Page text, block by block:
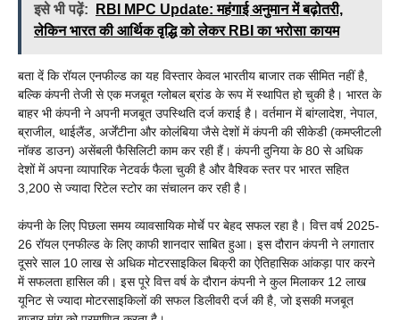
इसे भी पढ़ें:
RBI MPC Update: महंगाई अनुमान में बढ़ोतरी,
लेकिन भारत की आर्थिक वृद्धि को लेकर RBI का भरोसा कायम
बता दें कि रॉयल एनफील्ड का यह विस्तार केवल भारतीय बाजार तक सीमित नहीं है,
बल्कि कंपनी तेजी से एक मजबूत ग्लोबल ब्रांड के रूप में स्थापित हो चुकी है। भारत के
बाहर भी कंपनी ने अपनी मजबूत उपस्थिति दर्ज कराई है। वर्तमान में बांग्लादेश, नेपाल,
ब्राजील, थाईलैंड, अर्जेंटीना और कोलंबिया जैसे देशों में कंपनी की सीकेडी (कमप्लीटली
नॉक्ड डाउन) असेंबली फैसिलिटी काम कर रही हैं। कंपनी दुनिया के 80 से अधिक
देशों में अपना व्यापारिक नेटवर्क फैला चुकी है और वैश्विक स्तर पर भारत सहित
3,200 से ज्यादा रिटेल स्टोर का संचालन कर रही है।
कंपनी के लिए पिछला समय व्यावसायिक मोर्चे पर बेहद सफल रहा है। वित्त वर्ष 2025-
26 रॉयल एनफील्ड के लिए काफी शानदार साबित हुआ। इस दौरान कंपनी ने लगातार
दूसरे साल 10 लाख से अधिक मोटरसाइकिल बिक्री का ऐतिहासिक आंकड़ा पार करने
में सफलता हासिल की। इस पूरे वित्त वर्ष के दौरान कंपनी ने कुल मिलाकर 12 लाख
यूनिट से ज्यादा मोटरसाइकिलों की सफल डिलीवरी दर्ज की है, जो इसकी मजबूत